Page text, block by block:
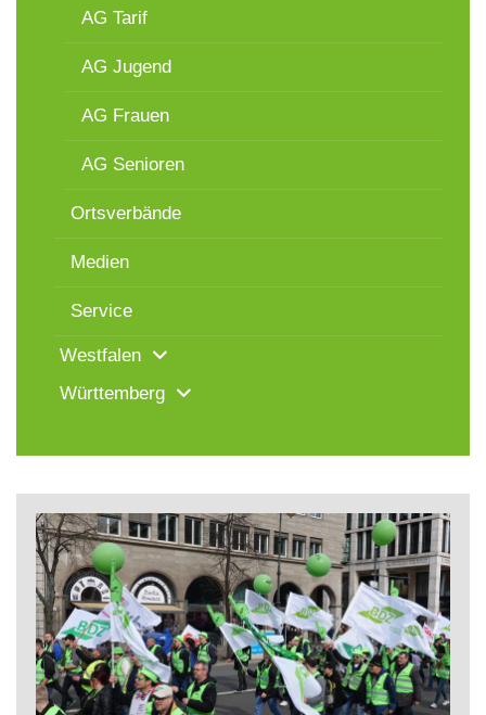
AG Tarif
AG Jugend
AG Frauen
AG Senioren
Ortsverbände
Medien
Service
Westfalen
Württemberg